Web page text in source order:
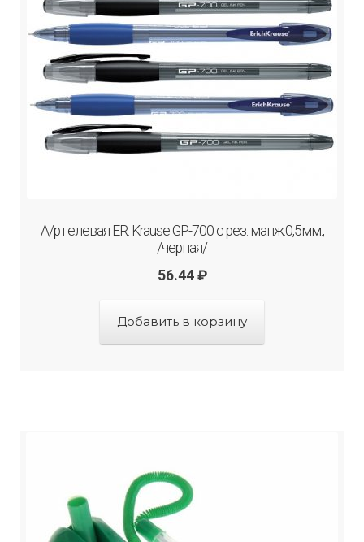
А/р гелевая ER. Krause GP-700 с рез. манж.0,5мм.,
/черная/
56.44 ₽
Добавить в корзину